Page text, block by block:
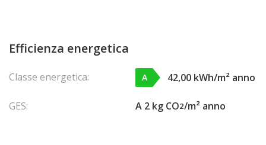
Efficienza energetica
Classe energetica: A 42,00 kWh/m² anno
GES: A 2 kg CO2/m² anno